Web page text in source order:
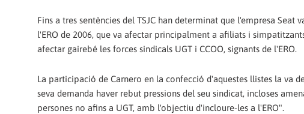
Fins a tres sentències del TSJC han determinat que l'empresa
l'ERO de 2006, que va afectar principalment a afiliats i
afectar gairebé les forces sindicals UGT i CCOO, signants de l'ERO.
La participació de Carnero en la confecció d'aquestes llistes la va
seva demanda haver rebut pressions del seu sindicat, incloses
persones no afins a UGT, amb l'objectiu d'incloure-les a l'ERO".